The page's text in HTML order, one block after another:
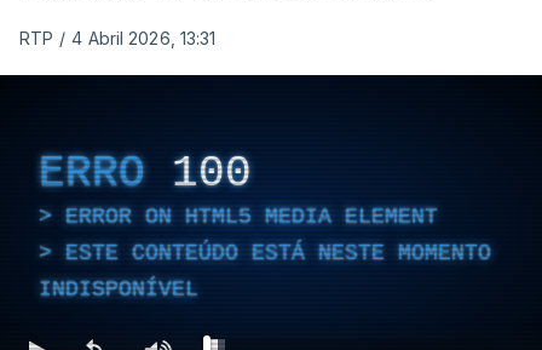
RTP / 4 Abril 2026, 13:31
ERRO 100
ERROR ON HTML5 MEDIA ELEMENT
ESTE CONTEÚDO ESTÁ NESTE MOMENTO
INDISPONÍVEL